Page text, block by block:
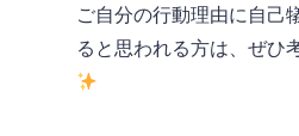
ご自分の行動理由に自己
ると思われる方は、ぜひ